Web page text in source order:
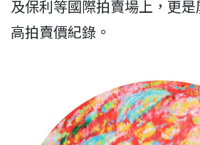
及保利等國際拍賣場上，更
高拍賣價紀錄。